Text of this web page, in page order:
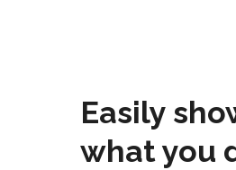
Easily
what you